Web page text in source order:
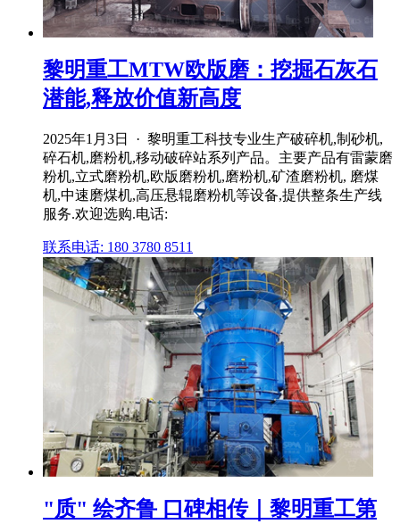
黎明重工MTW欧版磨：挖掘石灰石
潜能,释放价值新高度
2025年1月3日 · 黎明重工科技专业生产破碎机,制砂机,
碎石机,磨粉机,移动破碎站系列产品。主要产品有雷蒙磨
粉机,立式磨粉机,欧版磨粉机,磨粉机,矿渣磨粉机, 磨煤
机,中速磨煤机,高压悬辊磨粉机等设备,提供整条生产线
服务.欢迎选购.电话:
联系电话: 180 3780 8511
"质" 绘齐鲁 口碑相传｜黎明重工第